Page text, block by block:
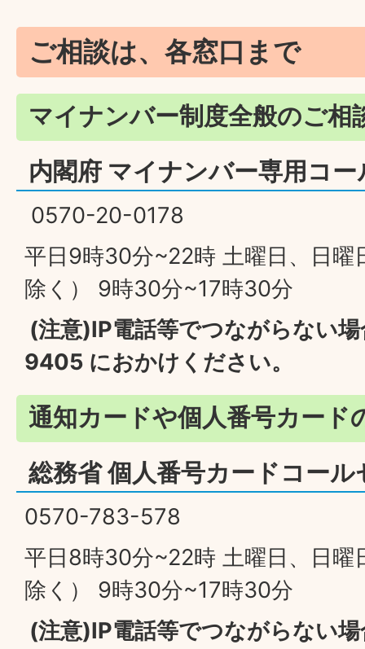
ご相談は、各窓口まで
マイナンバー制度全般のご相
内閣府 マイナンバー専用コ
0570-20-0178
平日9時30分~22時 土曜日、日曜
除く） 9時30分~17時30分
(注意)IP電話等でつながらない
9405 におかけください。
通知カードや個人番号カード
総務省 個人番号カードコール
0570-783-578
平日8時30分~22時 土曜日、日曜
除く） 9時30分~17時30分
(注意)IP電話等でつながらない